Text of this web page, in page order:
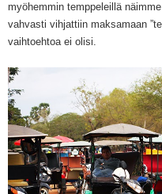
myöhemmin temppeleillä
vahvasti vihjattiin maksamaan
vaihtoehtoa ei olisi.